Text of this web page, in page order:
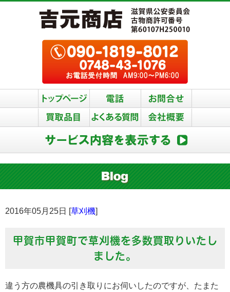
2016年05月25日 [草刈機]
甲賀市甲賀町で草刈機を多数買取りいたし
ました。
違う方の農機具の引き取りにお伺いしたのですが、たまた